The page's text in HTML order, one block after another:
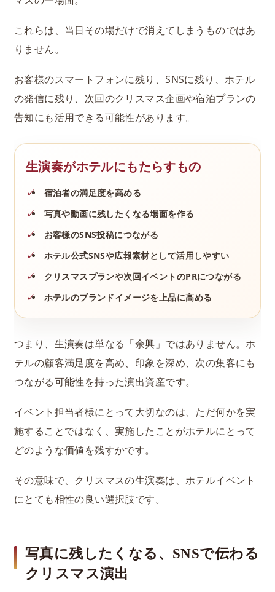
これらは、当日その場だけで消えてしまうものではあ
りません。
お客様のスマートフォンに残り、SNSに残り、ホテル
の発信に残り、次回のクリスマス企画や宿泊プランの
告知にも活用できる可能性があります。
生演奏がホテルにもたらすもの
宿泊者の満足度を高める
写真や動画に残したくなる場面を作る
お客様のSNS投稿につながる
ホテル公式SNSや広報素材として活用しやすい
クリスマスプランや次回イベントのPRにつながる
ホテルのブランドイメージを上品に高める
つまり、生演奏は単なる「余興」ではありません。ホ
テルの顧客満足度を高め、印象を深め、次の集客にも
つながる可能性を持った演出資産です。
イベント担当者様にとって大切なのは、ただ何かを実
施することではなく、実施したことがホテルにとって
どのような価値を残すかです。
その意味で、クリスマスの生演奏は、ホテルイベント
にとても相性の良い選択肢です。
写真に残したくなる、SNSで伝わる
クリスマス演出